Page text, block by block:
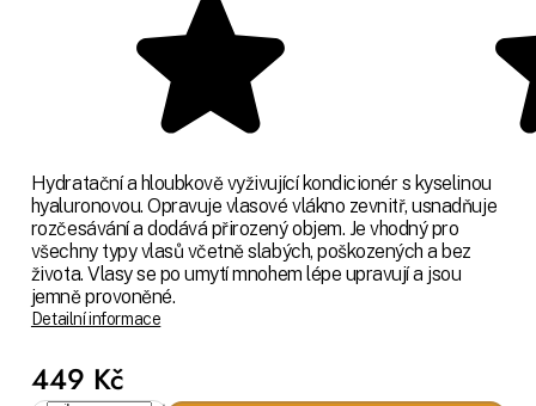
Hydratační a hloubkově vyživující kondicionér s kyselinou
hyaluronovou. Opravuje vlasové vlákno zevnitř, usnadňuje
rozčesávání a dodává přirozený objem. Je vhodný pro
všechny typy vlasů včetně slabých, poškozených a bez
života. Vlasy se po umytí mnohem lépe upravují a jsou
jemně provoněné.
Detailní informace
449 Kč